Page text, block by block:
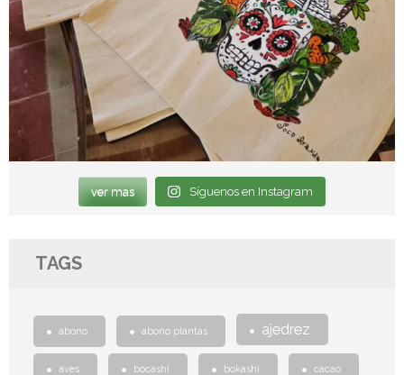
ver mas Síguenos en Instagram
TAGS
abono abono plantas ajedrez
aves bocashi bokashi cacao